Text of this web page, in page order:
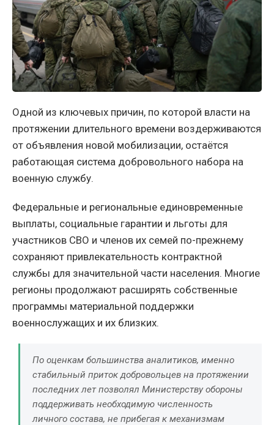
Одной из ключевых причин, по которой власти на
протяжении длительного времени воздерживаются
от объявления новой мобилизации, остаётся
работающая система добровольного набора на
военную службу.
Федеральные и региональные единовременные
выплаты, социальные гарантии и льготы для
участников СВО и членов их семей по-прежнему
сохраняют привлекательность контрактной
службы для значительной части населения. Многие
регионы продолжают расширять собственные
программы материальной поддержки
военнослужащих и их близких.
По оценкам большинства аналитиков, именно
стабильный приток добровольцев на протяжении
последних лет позволял Министерству обороны
поддерживать необходимую численность
личного состава, не прибегая к механизмам